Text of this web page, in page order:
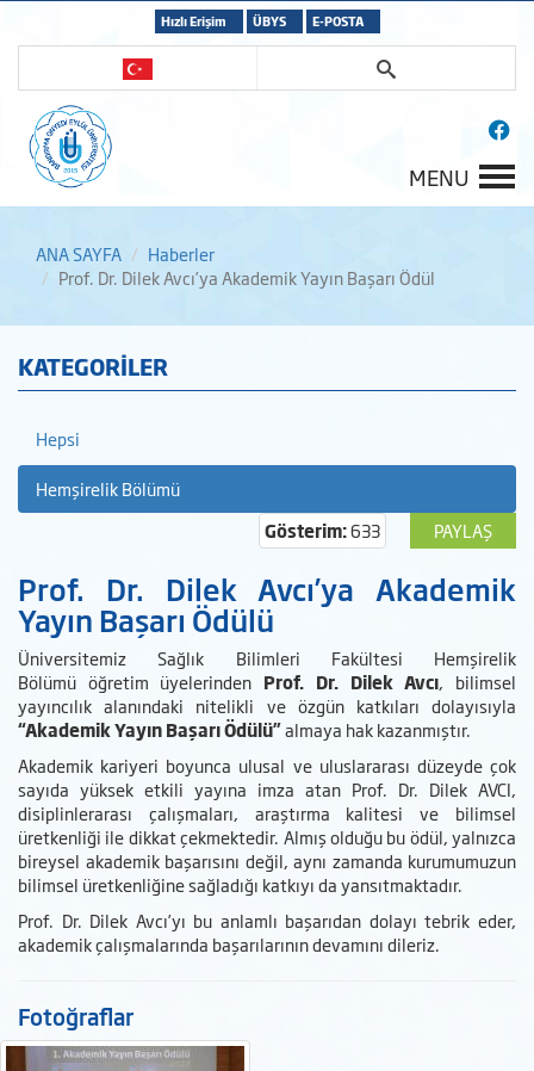
Hızlı Erişim ÜBYS E-POSTA
MENU
ANA SAYFA
Haberler
Prof. Dr. Dilek Avcı’ya Akademik Yayın Başarı Ödül
KATEGORİLER
Hepsi
Hemşirelik Bölümü
PAYLAŞ
Gösterim:633
Prof. Dr. Dilek Avcı’ya Akademik
Yayın Başarı Ödülü
Üniversitemiz Sağlık Bilimleri Fakültesi Hemşirelik
Bölümü öğretim üyelerinden Prof. Dr. Dilek Avcı, bilimsel
yayıncılık alanındaki nitelikli ve özgün katkıları dolayısıyla
“Akademik Yayın Başarı Ödülü”almaya hak kazanmıştır.
Akademik kariyeri boyunca ulusal ve uluslararası düzeyde çok
sayıda yüksek etkili yayına imza atan Prof. Dr. Dilek AVCI,
disiplinlerarası çalışmaları, araştırma kalitesi ve bilimsel
üretkenliği ile dikkat çekmektedir. Almış olduğu bu ödül, yalnızca
bireysel akademik başarısını değil, aynı zamanda kurumumuzun
bilimsel üretkenliğine sağladığı katkıyı da yansıtmaktadır.
Prof. Dr. Dilek Avcı’yı bu anlamlı başarıdan dolayı tebrik eder,
akademik çalışmalarında başarılarının devamını dileriz.
Fotoğraflar